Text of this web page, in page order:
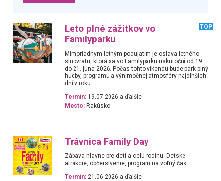
Leto plné zážitkov vo
Familyparku
TOP
Mimoriadnym letným podujatím je oslava letného
slnovratu, ktorá sa vo Familyparku uskutoční od 19.
do 21. júna 2026. Počas tohto víkendu bude park plný
hudby, programu a výnimočnej atmosféry najdlhších
dní v roku.
Termín: 19.07.2026 a ďalšie
Mesto: Rakúsko
Trávnica Family Day
Zábava hlavne pre deti a celú rodinu. Detské
atrakcie, občerstvenie, program na voľný čas.
Termín: 21.06.2026 a ďalšie